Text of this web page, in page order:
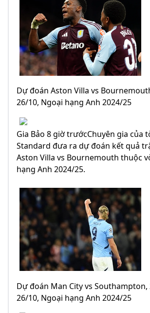
Dự đoán Aston Villa vs
26/10, Ngoại hạng Anh 2024/25
Gia Bảo 8 giờ trướcChuyên gia của
Standard đưa ra dự đoán kết quả
Aston Villa vs Bournemouth thuộc
hạng Anh 2024/25.
Dự đoán Man City vs Southampton,
26/10, Ngoại hạng Anh 2024/25